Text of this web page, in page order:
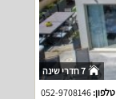
7 חדרי שינה
טלפון:052-9708146